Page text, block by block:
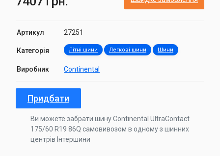
Артикул 27251
Категорія Літні шини Легкові шини Шини
Виробник Continental
Придбати
Ви можете забрати шину Continental UltraContact
175/60 R19 86Q самовивозом в одному з шинних
центрів Інтершини